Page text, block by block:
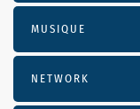
MUSIQUE
NETWORK